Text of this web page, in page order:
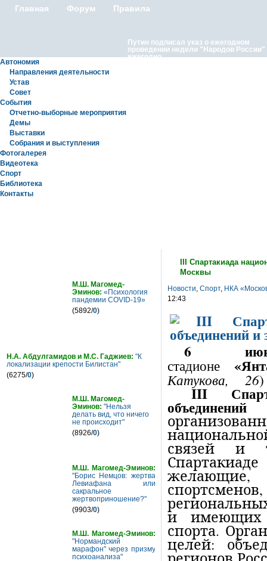
Главная Форум Правила
Автономия
Направления деятельности
Устав
Совет
События
Отчетно-выборные мероприятия
Демы
Выставки
Собрания и выступления
Фотогалерея
Видеотека
Спорт
Библиотека
Контакты
Путин подписал указ о ежегодном
проведении недели "Народов России"
ежегодно
III Спартакиада
Москвы
Новости, Спорт, НКА
12:43
6
стадионе
Катукова, 26
III
связей и
желающие,
и имеющих
спорта.
целей:
М.Ш. Магомед-
Эминов: «Психология
пандемии COVID-19»
(5892/0)
Н.А. Абдулгамидов и М.С. Гаджиев: "К
локализации крепости Билистан"
(6275/0)
М.Ш. Магомед-
Эминов: "Нельзя
делать вид, что ничего
не происходит"
(8926/0)
М.Ш. Магомед-Эминов:
"Борис Немцов: жертва
Левиафана или
сакральное
жертвоприношение?"
(9903/0)
М.Ш. Магомед-Эминов:
"Нормандский
марафон" через призму
психоанализа"